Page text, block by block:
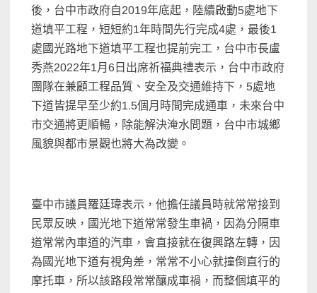
後，台中市政府自2019年底起，陸續啟動5處地下
道填平工程，短短約1年時間先行完成4處，最後1
處國光路地下道填平工程也提前完工，台中市長盧
秀燕2022年1月6日出席祈福典禮表示，台中市政府
團隊在兼顧工程品質、安全及交通維持下，5處地
下道皆提早至少約1.5個月時間完成通車，未來台中
市交通將更順暢，除能解決淹水問題，台中市城鄉
風貌與都市景觀也將大為改變。
臺中市議員羅廷瑋表示，他擔任議員時就常常接到
民眾反映，國光地下道常常發生車禍，因為分隔車
道常常內車道的汽車，會直接就在復興路左轉，因
為國光地下道有視角差，常常不小心就撞倒直行的
摩托車，所以該路段常常釀成車禍，而整個填平的